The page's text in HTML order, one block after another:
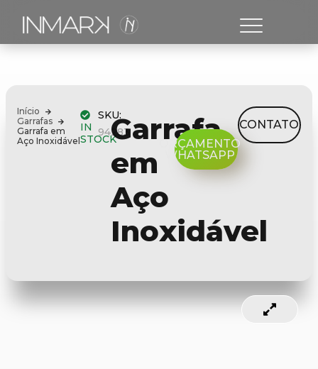
Início
Garrafas
Garrafa em
Aço Inoxidável
IN
STOCK
SKU:
94283
Garrafa
em
Aço
Inoxidável
ORÇAMENTO
WHATSAPP
CONTATO